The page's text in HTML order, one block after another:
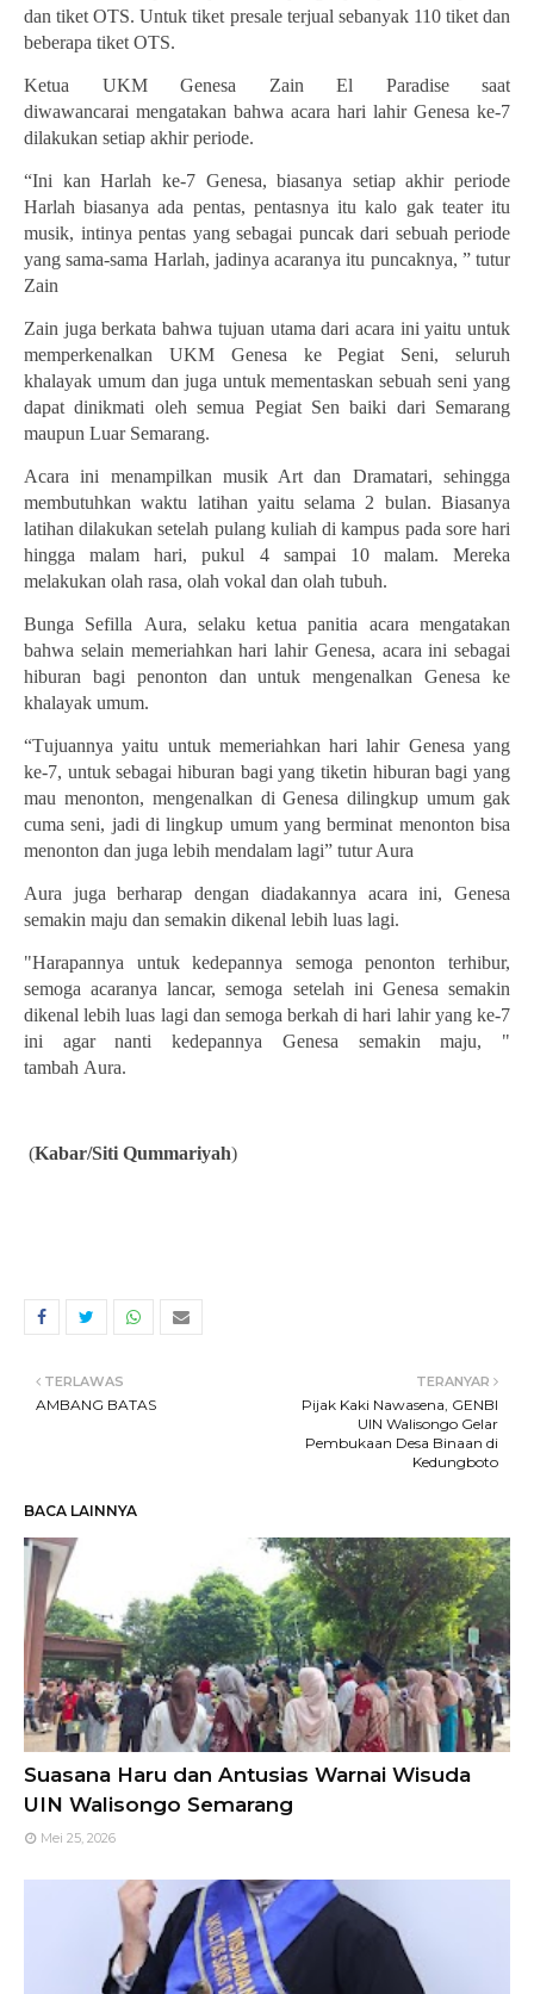
dan tiket OTS. Untuk tiket presale terjual sebanyak 110 tiketdan
beberapa tiket OTS.
Ketua UKM Genesa Zain El Paradise saat
diwawancarai mengatakan bahwa acara hari lahirGenesa ke-7
dilakukan setiap akhir periode.
“Ini kan Harlah ke-7 Genesa, biasanya setiap akhir periode
Harlah biasanya ada pentas, pentasnya itu kalo gak teater itu
musik, intinya pentas yang sebagai puncak dari sebuah periode
yang sama-sama Harlah, jadinya acaranya itu puncaknya, ” tutur
Zain
Zain juga berkata bahwa tujuan utama dari acara ini yaitu untuk
memperkenalkan UKM Genesa ke Pegiat Seni, seluruh
khalayak umum dan juga untuk mementaskan sebuah seni yang
dapat dinikmati oleh semua Pegiat Sen baiki dari Semarang
maupun Luar Semarang.
Acara ini menampilkan musik Art dan Dramatari, sehingga
membutuhkan waktu latihan yaitu selama 2 bulan. Biasanya
latihan dilakukan setelah pulang kuliah di kampus pada sore hari
hingga malam hari, pukul 4 sampai 10 malam. Mereka
melakukan olah rasa, olah vokal dan olah tubuh.
Bunga Sefilla Aura, selaku ketua panitia acara mengatakan
bahwa selain memeriahkan hari lahir Genesa, acara ini sebagai
hiburan bagi penonton dan untuk mengenalkan Genesa ke
khalayak umum.
“Tujuannya yaitu untuk memeriahkan hari lahir Genesa yang
ke-7, untuk sebagai hiburan bagi yang tiketin hiburan bagi yang
mau menonton, mengenalkan di Genesa dilingkup umum gak
cuma seni, jadi di lingkup umum yang berminat menonton bisa
menonton dan juga lebih mendalam lagi” tutur Aura
Aura juga berharap dengan diadakannya acara ini, Genesa
semakin maju dan semakin dikenal lebih luas lagi.
"Harapannya untuk kedepannya semogapenonton terhibur,
semoga acaranya lancar, semoga setelah ini Genesa semakin
dikenal lebih luas lagi dan semoga berkah di hari lahir yang ke-7
ini agar nanti kedepannya Genesa semakin maju, "
tambah Aura.
(Kabar/Siti Qummariyah)
TERANYAR
Pijak Kaki Nawasena, GENBI
UIN Walisongo Gelar
Pembukaan Desa Binaan di
Kedungboto
TERLAWAS
AMBANG BATAS
BACA LAINNYA
Suasana Haru dan Antusias Warnai Wisuda
UIN Walisongo Semarang
Mei 25, 2026